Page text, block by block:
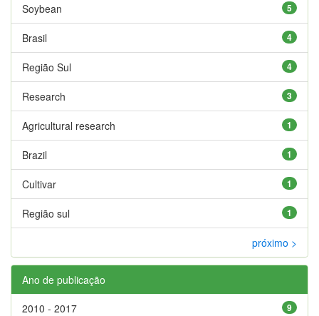
5
Soybean
4
Brasil
4
Região Sul
3
Research
1
Agricultural research
1
Brazil
1
Cultivar
1
Região sul
próximo >
Ano de publicação
9
2010 - 2017